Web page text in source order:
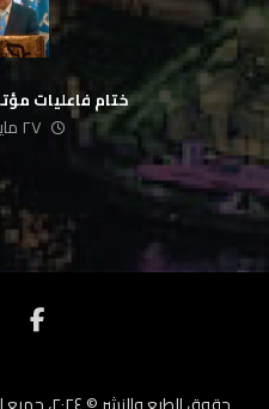
ختام فاعليات
٢٧ مايو، ٢٠٢٥